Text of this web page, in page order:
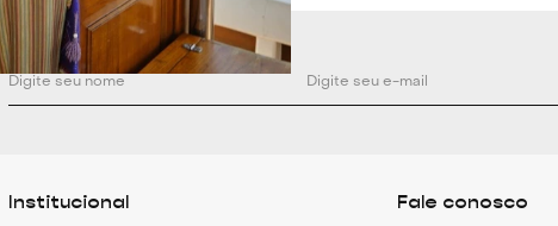
Institucional Fale conosco